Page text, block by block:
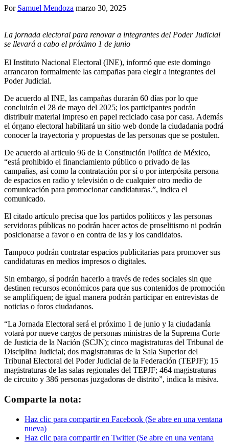
Por Samuel Mendoza marzo 30, 2025
La jornada electoral para renovar a integrantes del Poder Judicial
se llevará a cabo el próximo 1 de junio
El Instituto Nacional Electoral (INE), informó que este domingo
arrancaron formalmente las campañas para elegir a integrantes del
Poder Judicial.
De acuerdo al INE, las campañas durarán 60 días por lo que
concluirán el 28 de mayo del 2025; los participantes podrán
distribuir material impreso en papel reciclado casa por casa. Además
el órgano electoral habilitará un sitio web donde la ciudadania podrá
conocer la trayectoria y propuestas de las personas que se postulen.
De acuerdo al articulo 96 de la Constitución Política de México,
“está prohibido el financiamiento público o privado de las
campañas, así como la contratación por sí o por interpósita persona
de espacios en radio y televisión o de cualquier otro medio de
comunicación para promocionar candidaturas.”, indica el
comunicado.
El citado artículo precisa que los partidos políticos y las personas
servidoras públicas no podrán hacer actos de proselitismo ni podrán
posicionarse a favor o en contra de las y los candidatos.
Tampoco podrán contratar espacios publicitarias para promover sus
candidaturas en medios impresos o digitales.
Sin embargo, sí podrán hacerlo a través de redes sociales sin que
destinen recursos económicos para que sus contenidos de promoción
se amplifiquen; de igual manera podrán participar en entrevistas de
noticias o foros ciudadanos.
“La Jornada Electoral será el próximo 1 de junio y la ciudadanía
votará por nueve cargos de personas ministras de la Suprema Corte
de Justicia de la Nación (SCJN); cinco magistraturas del Tribunal de
Disciplina Judicial; dos magistraturas de la Sala Superior del
Tribunal Electoral del Poder Judicial de la Federación (TEPJF); 15
magistraturas de las salas regionales del TEPJF; 464 magistraturas
de circuito y 386 personas juzgadoras de distrito”, indica la misiva.
Comparte la nota:
Haz clic para compartir en Facebook (Se abre en una ventana
nueva)
Haz clic para compartir en Twitter (Se abre en una ventana